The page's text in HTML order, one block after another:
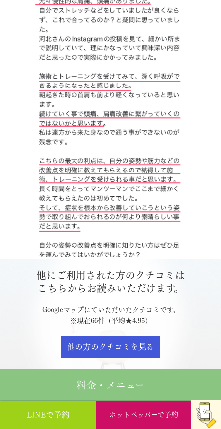
LINEで予約 ホットペッパーで予約
他にご利用された方のクチコミは
こちらからお読みいただけます。
Googleマップにていただいたクチコミです。
※現在66件（平均★4.95）
他の方のクチコミを見る
料金・メニュー
【初めての方はこちら】